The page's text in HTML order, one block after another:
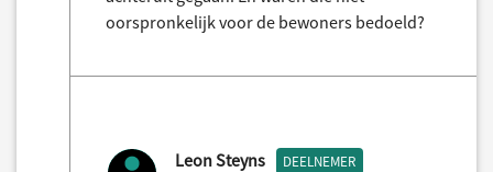
oorspronkelijk voor de bewoners bedoeld?
Leon Steyns DEELNEMER